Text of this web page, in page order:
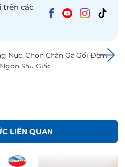
trên các
Nực, Chọn Chăn Ga Gối Đệm
Sâu Giấc
LIÊN QUAN